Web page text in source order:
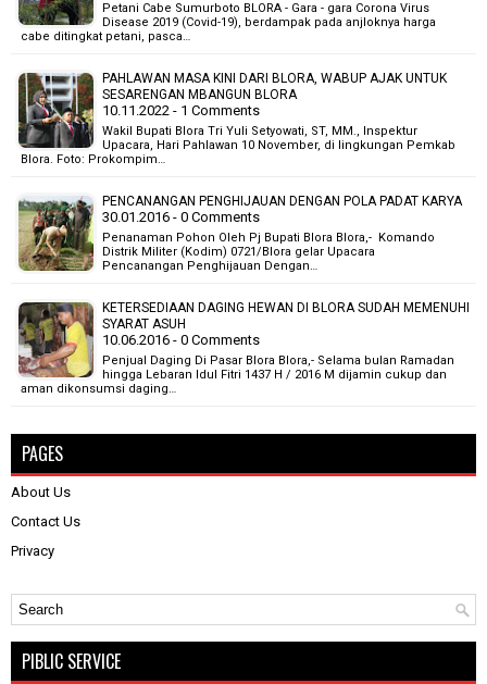
Petani Cabe Sumurboto BLORA - Gara - gara Corona Virus
Disease 2019 (Covid-19), berdampak pada anjloknya harga
cabe ditingkat petani, pasca…
PAHLAWAN MASA KINI DARI BLORA, WABUP AJAK UNTUK
SESARENGAN MBANGUN BLORA
10.11.2022 - 1 Comments
Wakil Bupati Blora Tri Yuli Setyowati, ST, MM., Inspektur
Upacara, Hari Pahlawan 10 November, di lingkungan Pemkab
Blora. Foto: Prokompim…
PENCANANGAN PENGHIJAUAN DENGAN POLA PADAT KARYA
30.01.2016 - 0 Comments
Penanaman Pohon Oleh Pj Bupati Blora Blora,- Komando
Distrik Militer (Kodim) 0721/Blora gelar Upacara
Pencanangan Penghijauan Dengan…
KETERSEDIAAN DAGING HEWAN DI BLORA SUDAH MEMENUHI
SYARAT ASUH
10.06.2016 - 0 Comments
Penjual Daging Di Pasar Blora Blora,- Selama bulan Ramadan
hingga Lebaran Idul Fitri 1437 H / 2016 M dijamin cukup dan
aman dikonsumsi daging…
PAGES
About Us
Contact Us
Privacy
PIBLIC SERVICE